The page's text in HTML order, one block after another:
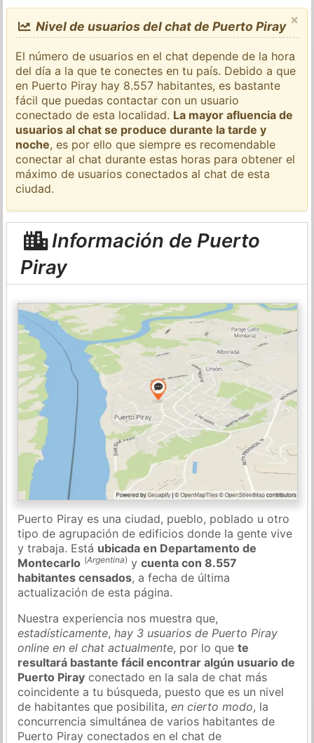
×
Nivel de usuarios del chat de Puerto Piray
El número de usuarios en el chat depende de la hora
del día a la que te conectes en tu país. Debido a que
en Puerto Piray hay 8.557 habitantes, es bastante
fácil que puedas contactar con un usuario
conectado de esta localidad. La mayor afluencia de
usuarios al chat se produce durante la tarde y
noche, es por ello que siempre es recomendable
conectar al chat durante estas horas para obtener el
máximo de usuarios conectados al chat de esta
ciudad.
Información de Puerto
Piray
Puerto Piray es una ciudad, pueblo, poblado u otro
tipo de agrupación de edificios donde la gente vive
y trabaja. Está ubicada en Departamento de
Montecarlo (Argentina) ycuenta con 8.557
habitantes censados, a fecha de última
actualización de esta página.
Nuestra experiencia nos muestra que,
estadísticamente,hay 3 usuarios de Puerto Piray
online en el chat actualmente, por lo quete
resultará bastante fácil encontrar algún usuario de
Puerto Piray conectado en la sala de chat más
coincidente a tu búsqueda, puesto que es un nivel
de habitantes que posibilita,en cierto modo, la
concurrencia simultánea de varios habitantes de
Puerto Piray conectados en el chat de